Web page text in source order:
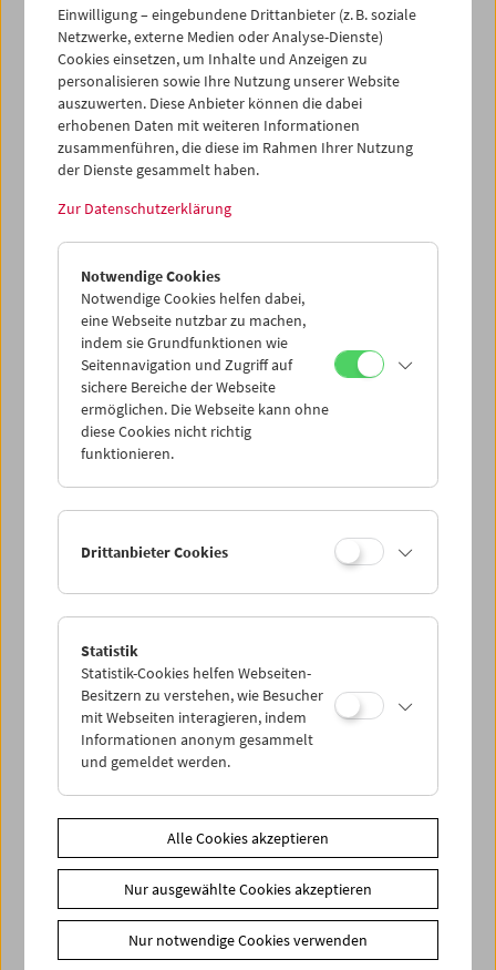
HOME MOVIE NOW?!
Masterclass Gustav Deutsch
Lange Nacht der Forschung 2018
Einwilligung – eingebundene Drittanbieter (z. B. soziale
Netzwerke, externe Medien oder Analyse-Dienste)
Cookies einsetzen, um Inhalte und Anzeigen zu
personalisieren sowie Ihre Nutzung unserer Website
auszuwerten. Diese Anbieter können die dabei
erhobenen Daten mit weiteren Informationen
zusammenführen, die diese im Rahmen Ihrer Nutzung
der Dienste gesammelt haben.
Zur Datenschutzerklärung
Notwendige Cookies
Notwendige Cookies helfen dabei,
eine Webseite nutzbar zu machen,
indem sie Grundfunktionen wie
Seitennavigation und Zugriff auf
sichere Bereiche der Webseite
ermöglichen. Die Webseite kann ohne
diese Cookies nicht richtig
funktionieren.
Drittanbieter Cookies
Statistik
Statistik-Cookies helfen Webseiten-
Besitzern zu verstehen, wie Besucher
mit Webseiten interagieren, indem
Informationen anonym gesammelt
und gemeldet werden.
Alle Cookies akzeptieren
Nur ausgewählte Cookies akzeptieren
Nur notwendige Cookies verwenden